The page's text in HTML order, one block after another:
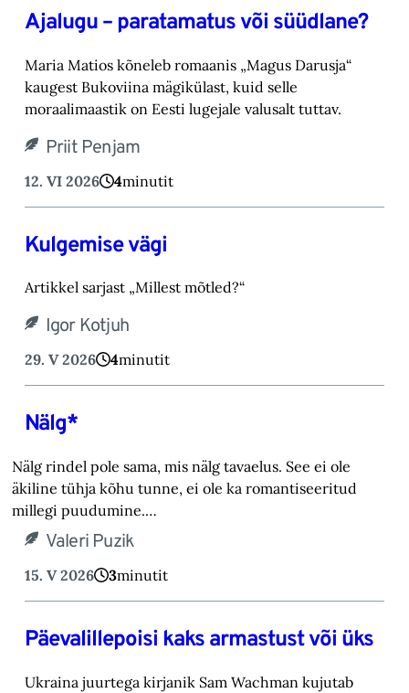
Ajalugu – paratamatus või süüdlane?
Maria Matios kõneleb romaanis „Magus Darusja“
kaugest Bukoviina mägikülast, kuid selle
moraalimaastik on Eesti lugejale valusalt tuttav.
Priit Penjam
12. VI 2026 4minutit
Kulgemise vägi
Artikkel sarjast „Millest mõtled?“
Igor Kotjuh
29. V 2026 4minutit
Nälg*
Nälg rindel pole sama, mis nälg tavaelus. See ei ole
äkiline tühja kõhu tunne, ei ole ka romantiseeritud
millegi puudumine.…
Valeri Puzik
15. V 2026 3minutit
Päevalillepoisi kaks armastust või üks
Ukraina juurtega kirjanik Sam Wachman kujutab